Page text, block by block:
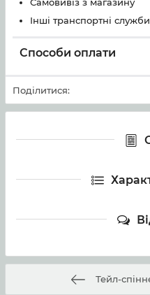
Інші транспортні служби
Способи оплати
Поділитися:
Тейл-